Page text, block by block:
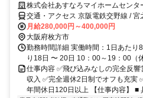
株式会社あすなろマイホームセンタ
交通・アクセス 京阪電鉄交野線 / 宮
月給280,000円～400,000円
大阪府枚方市
勤務時間詳細 実働時間：1日あたり
り18日 〜 20日 10：00～19：00（
仕事内容 ✅飛び込みなしの完全反
収入 ✅完全週休2日制でオフも充実
年間休日120日以上 【仕事内容】